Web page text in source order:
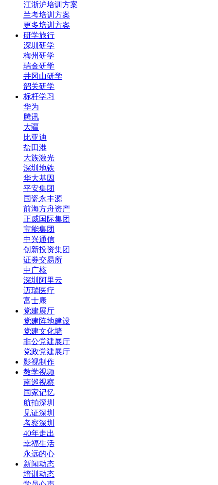
江浙沪培训方案
兰考培训方案
更多培训方案
研学旅行
深圳研学
梅州研学
瑞金研学
井冈山研学
韶关研学
标杆学习
华为
腾讯
大疆
比亚迪
盐田港
大族激光
深圳地铁
华大基因
平安集团
国瓷永丰源
前海方舟资产
正威国际集团
宝能集团
中兴通信
创新投资集团
证券交易所
中广核
深圳阿里云
迈瑞医疗
富士康
党建展厅
党建阵地建设
党建文化墙
非公党建展厅
党政党建展厅
影视制作
教学视频
南巡视察
国家记忆
航拍深圳
见证深圳
考察深圳
40年走出
幸福生活
永远的心
新闻动态
培训动态